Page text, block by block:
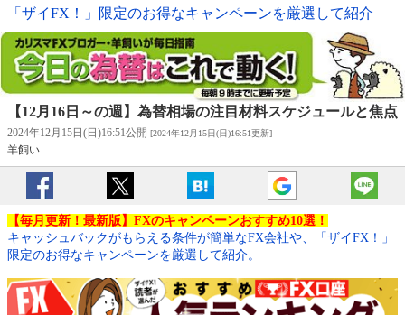
「ザイFX！」限定のお得なキャンペーンを厳選して紹介
【12月16日～の週】為替相場の注目材料スケジュールと焦点
2024年12月15日(日)16:51公開 [2024年12月15日(日)16:51更新]
羊飼い
【毎月更新！最新版】FXのキャンペーンおすすめ10選！
キャッシュバックがもらえる条件が簡単なFX会社や、「ザイFX！」
限定のお得なキャンペーンを厳選して紹介。